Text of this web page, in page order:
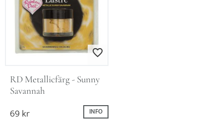
Lägg till i favoriter
RD Metallicfärg - Sunny
Savannah
69kr INFO